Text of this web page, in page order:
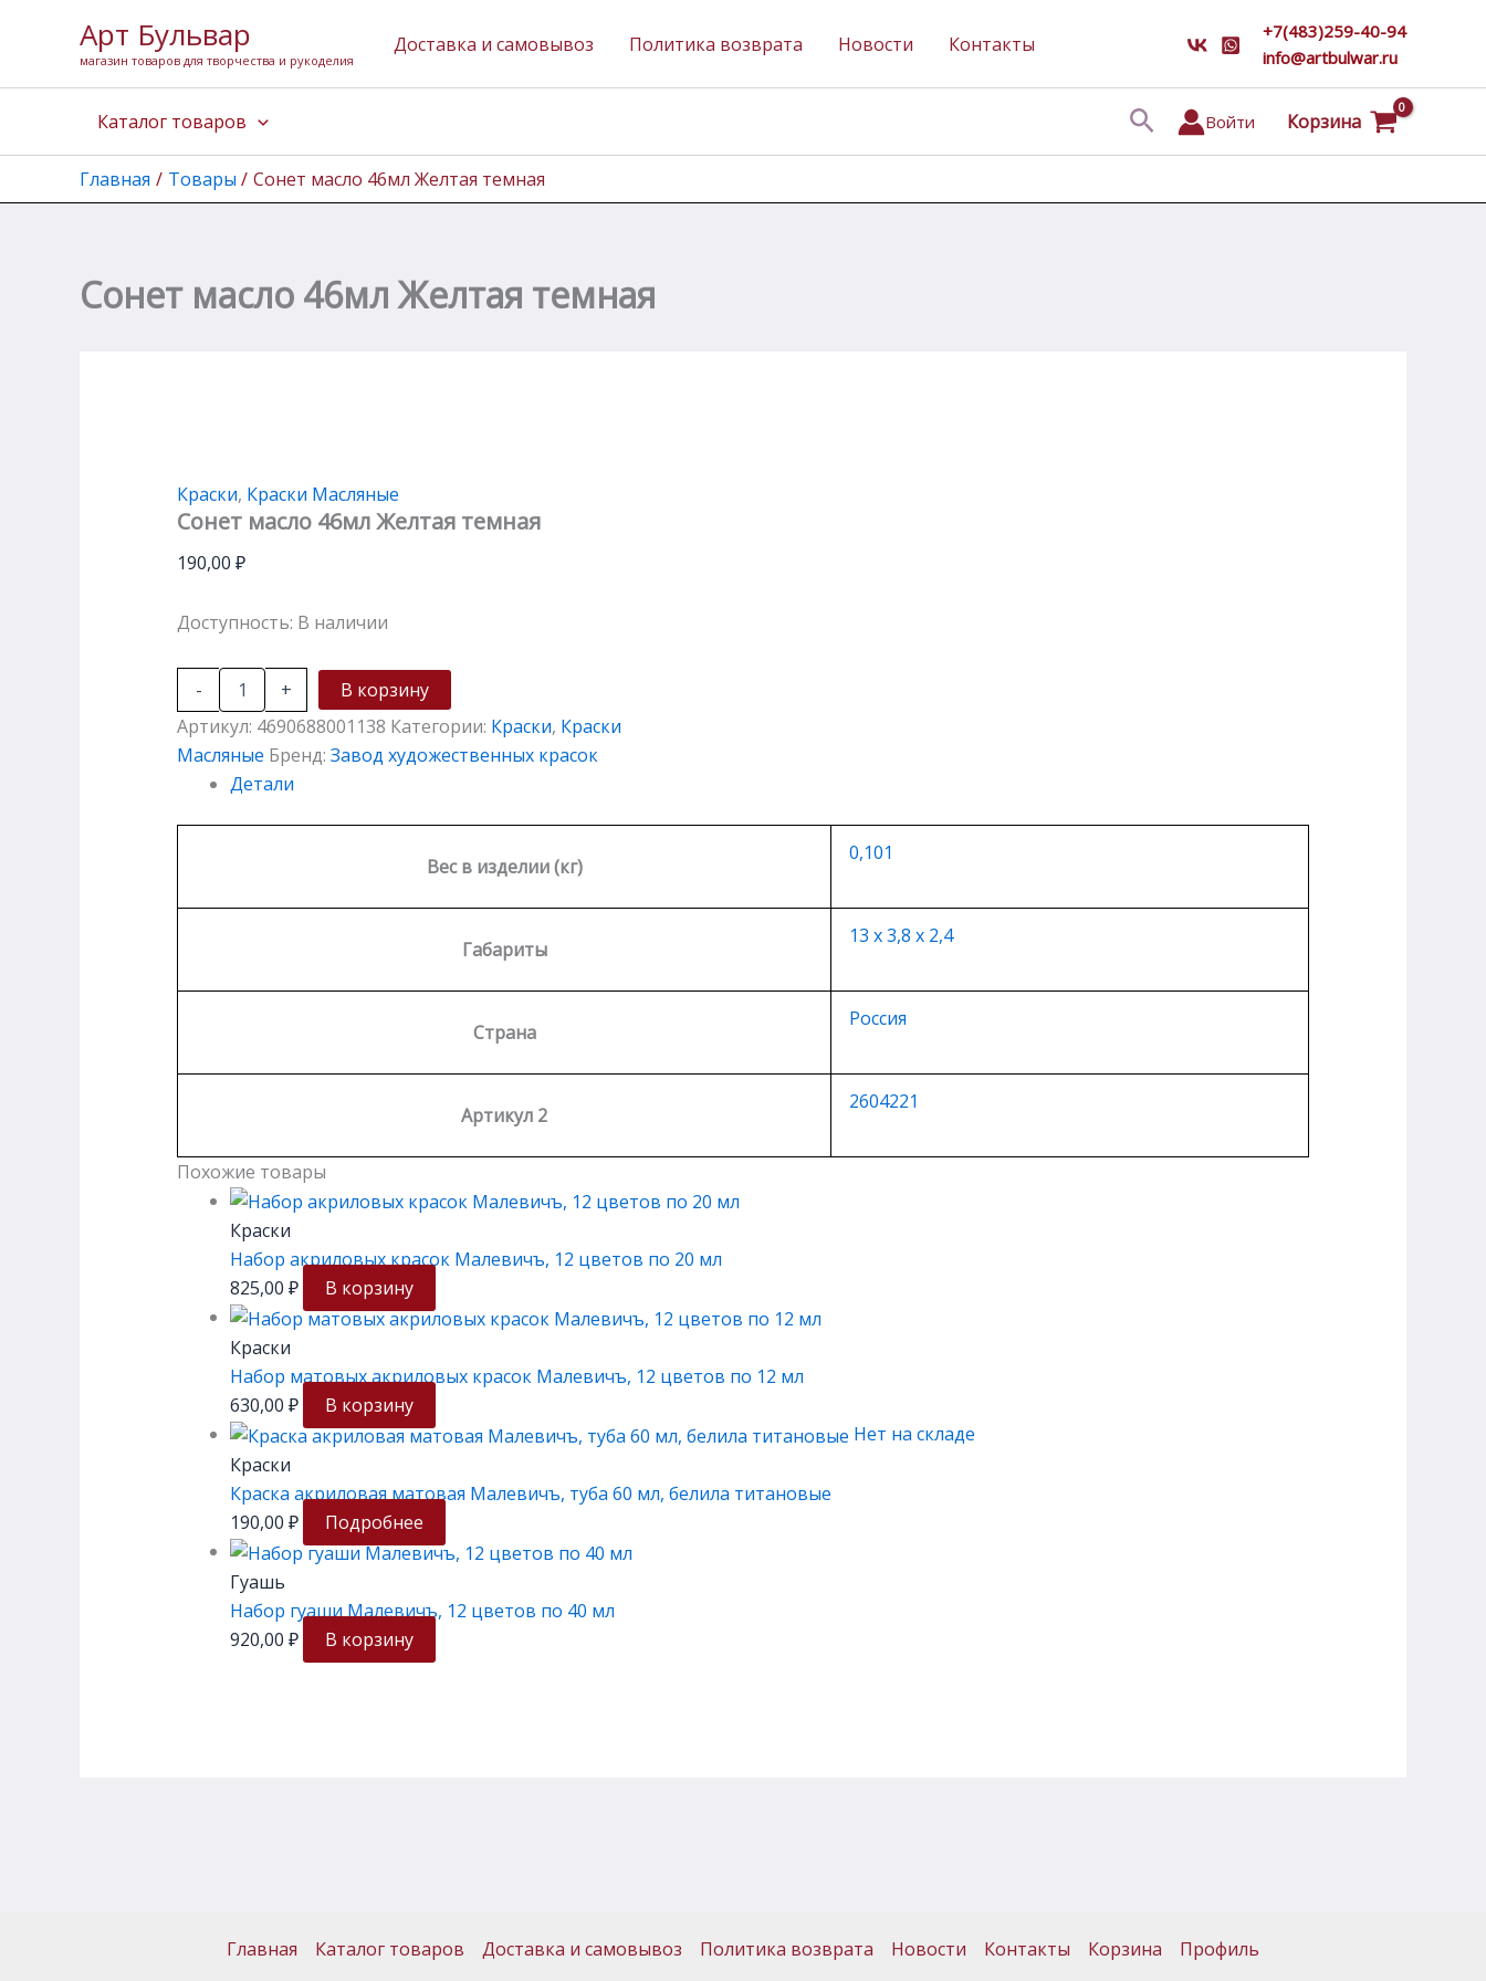
содержимому
Арт Бульвар
магазин товаров для творчества и рукоделия
Доставка и самовывоз Политика возврата Новости Контакты
+7(483)259-40-94
info@artbulwar.ru
Каталог товаров ПоискВойти Корзина
Главная Товары Сонет масло 46мл Желтая темная
Сонет масло 46мл Желтая темная
Краски, Краски Масляные
Сонет масло 46мл Желтая темная
190,00 ₽
Доступность: В наличии
-
товара
Сонет
Желтая
+
В корзину
Артикул: 4690688001138 Категории: Краски, Краски
Масляные Бренд: Завод художественных красок
Детали
Вес в изделии (кг)
0,101
Габариты
13 х 3,8 х 2,4
Страна
Россия
Артикул 2
2604221
Похожие товары
Краски
Набор акриловых красок Малевичъ, 12 цветов по 20 мл
825,00 ₽ В корзину
Краски
Набор матовых акриловых красок Малевичъ, 12 цветов по 12 мл
630,00 ₽
В корзину
Нет на складе
Краски
Краска акриловая матовая Малевичъ, туба 60 мл, белила титановые
190,00 ₽ Подробнее
Гуашь
Набор гуаши Малевичъ, 12 цветов по 40 мл
920,00 ₽ В корзину
Главная Каталог товаров Доставка и самовывоз Политика возврата Новости Контакты Корзина Профиль